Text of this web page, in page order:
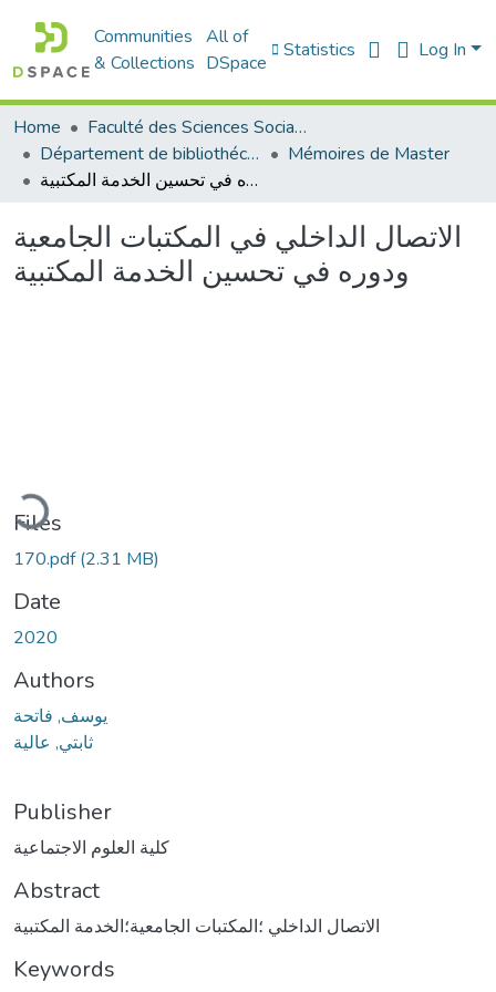
Communities
& Collections
All of
DSpace
Statistics Log In
Home
Faculté des Sciences Sociales
Département de bibliothéconomie
Mémoires de Master
الاتصال الداخلي في المكتبات الجامعية ودوره في تحسين الخدمة المكتبية
الاتصال الداخلي في المكتبات الجامعية
ودوره في تحسين الخدمة المكتبية
Files
170.pdf(2.31 MB)
Date
2020
Authors
يوسف, فاتحة
ثابتي, عالية
Publisher
كلية العلوم الاجتماعية
Abstract
الاتصال الداخلي ؛المكتبات الجامعية؛الخدمة المكتبية
Keywords